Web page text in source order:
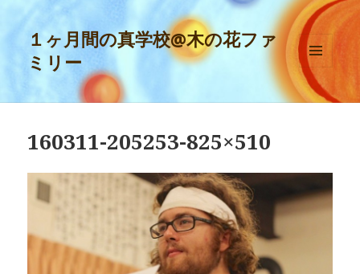
１ヶ月間の真学校@木の花ファ
ミリー
メニュ
ーとウ
ィジェ
160311-205253-825×510